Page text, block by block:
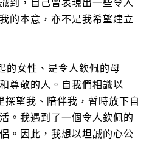
到，自己曾表現出一些令人
的本意，亦不是我希望建立
的女性、是令人欽佩的母
尊敬的人。自我們相識以
探望我、陪伴我，暫時放下自
。我遇到了一個令人欽佩的
。因此，我想以坦誠的心公